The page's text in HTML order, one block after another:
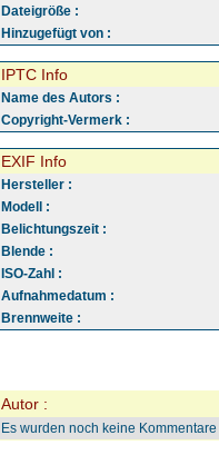
Dateigröße :
Hinzugefügt von :
IPTC Info
Name des Autors :
Copyright-Vermerk :
EXIF Info
Hersteller :
Modell :
Belichtungszeit :
Blende :
ISO-Zahl :
Aufnahmedatum :
Brennweite :
Autor :
Es wurden noch keine